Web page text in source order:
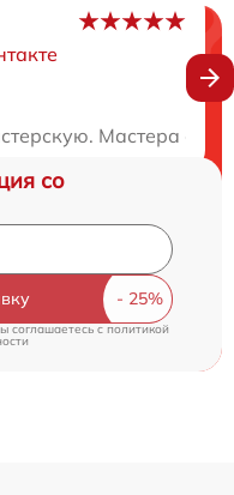
Мастера
со
соглашаетесь c политикой